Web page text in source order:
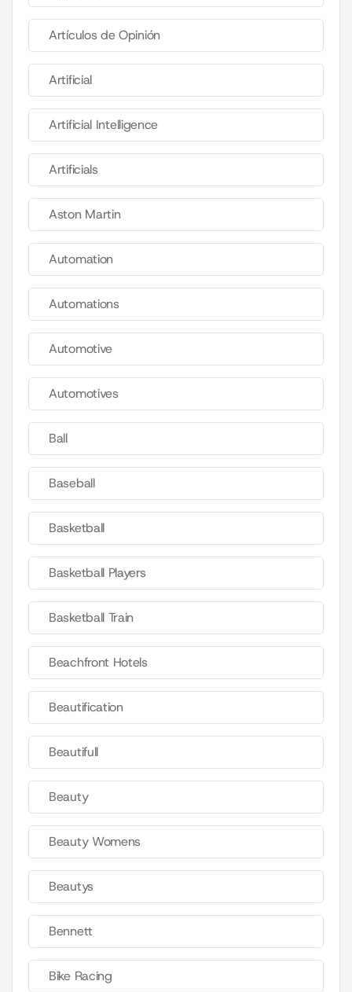
Artículos de Opinión
Artificial
Artificial Intelligence
Artificials
Aston Martin
Automation
Automations
Automotive
Automotives
Ball
Baseball
Basketball
Basketball Players
Basketball Train
Beachfront Hotels
Beautification
Beautifull
Beauty
Beauty Womens
Beautys
Bennett
Bike Racing